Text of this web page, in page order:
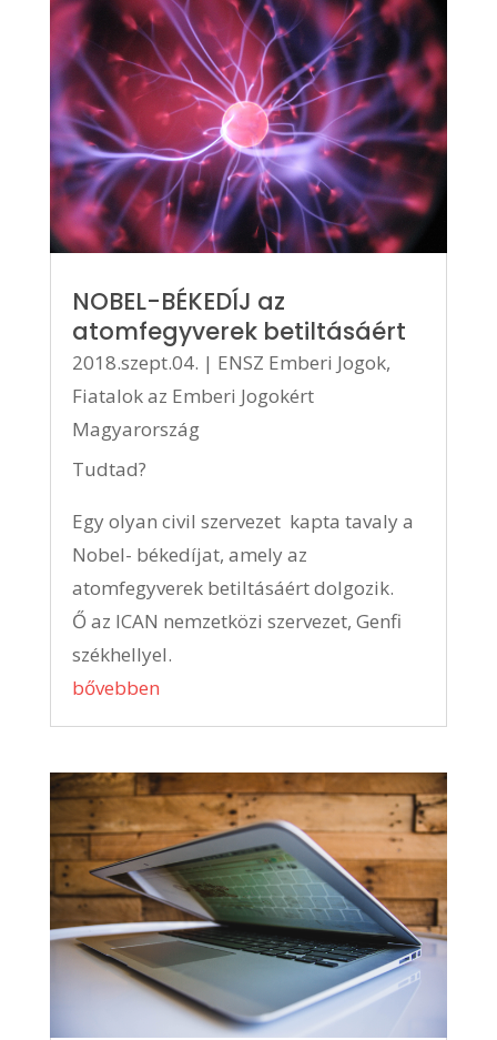
NOBEL-BÉKEDÍJ az
atomfegyverek betiltásáért
2018.szept.04. | ENSZ Emberi Jogok,
Fiatalok az Emberi Jogokért
Magyarország
Tudtad?
Egy olyan civil szervezet kapta tavaly a
Nobel- békedíjat, amely az
atomfegyverek betiltásáért dolgozik.
Ő az ICAN nemzetközi szervezet, Genfi
székhellyel.
bővebben